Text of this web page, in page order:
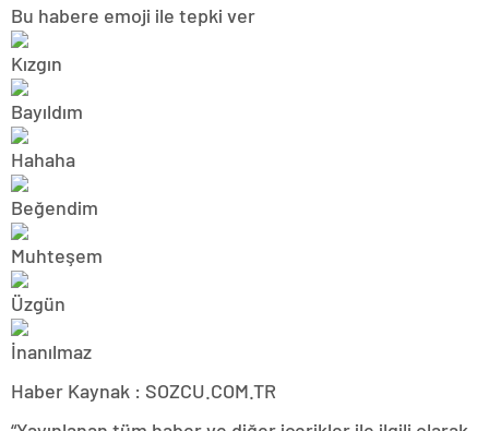
Bu habere emoji ile tepki ver
Haber Kaynak : SOZCU.COM.TR